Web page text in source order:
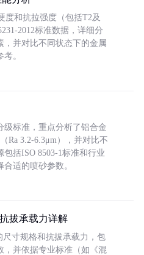
度和抗拉强度（包括T2及
2012标准数据，详细分
，并对比不同状态下的金属
。
级标准，重点分析了铝合金
Ra 3.2-6.3μm），并对比不
括ISO 8503-1标准和行业
适的喷砂参数。
拔承载力详解
寸规格和抗拔承载力，包
，并依据专业标准（如《混